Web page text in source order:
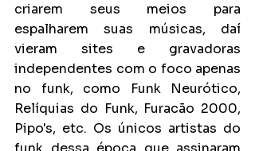
criarem seus meios para
espalharem suas músicas, daí
vieram sites e gravadoras
independentes com o foco apenas
no funk, como Funk Neurótico,
Relíquias do Funk, Furacão 2000,
Pipo's, etc. Os únicos artistas do